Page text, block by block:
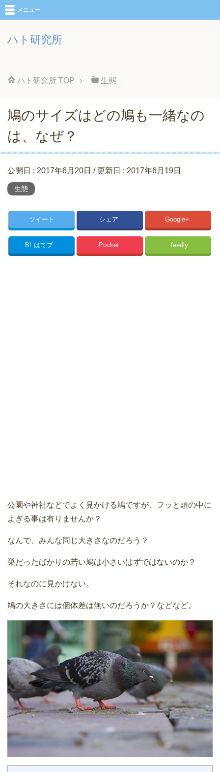
ハト研究所
メニュー
ハト研究所 TOP 生態
鳩のサイズはどの鳩も一緒なの
は、なぜ？
公開日 : 2017年6月20日 / 更新日 : 2017年6月19日
生態
ツイート シェア Google+
B! はてブ Pocket feedly
公園や神社などでよく見かける鳩ですが、フッと頭の中に
よぎる事は有りませんか？
なんで、みんな同じ大きさなのだろう？
巣だったばかりの若い鳩は小さいはずではないのか？
それなのに見かけない。
鳩の大きさには個体差は無いのだろうか？などなど。